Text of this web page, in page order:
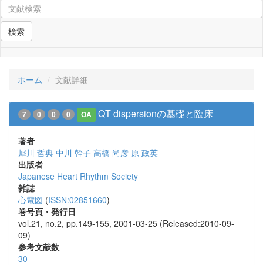
検索
ホーム 文献詳細
7 0 0 0 OA QT dispersionの基礎と臨床
著者
犀川 哲典 中川 幹子 高橋 尚彦 原 政英
出版者
Japanese Heart Rhythm Society
雑誌
心電図 (ISSN:02851660)
巻号頁・発行日
vol.21, no.2, pp.149-155, 2001-03-25 (Released:2010-09-
09)
参考文献数
30